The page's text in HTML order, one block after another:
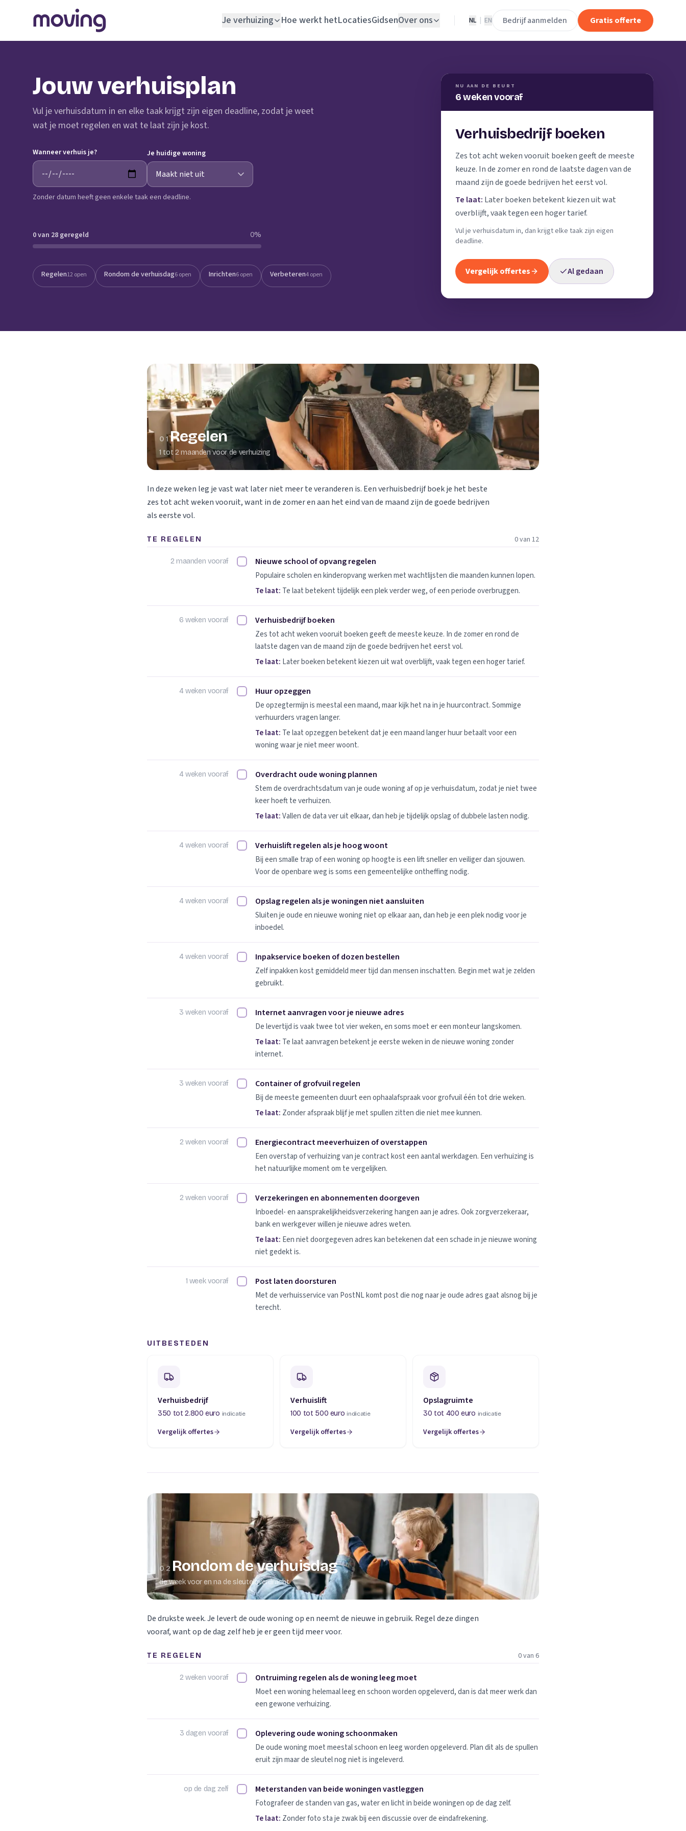
Je verhuizing
Opslagruimte
Schoonmaakbedrijf
Schildersbedrijf
Klusjesman
Loodgieter
Slotenmaker
Hoe werkt hetLocatiesGidsenOver ons NL EN Bedrijf aanmelden Gratis offerte
Jouw verhuisplan
Vul je verhuisdatum in en elke taak krijgt zijn eigen deadline, zodat je weet
wat je moet regelen en wat te laat zijn je kost.
Wanneer verhuis je? Je huidige woning
Zonder datum heeft geen enkele taak een deadline.
NU AAN DE BEURT
6 weken vooraf
Verhuisbedrijf boeken
Zes tot acht weken vooruit boeken geeft de meeste
keuze. In de zomer en rond de laatste dagen van de
maand zijn de goede bedrijven het eerst vol.
Te laat: Later boeken betekent kiezen uit wat
overblijft, vaak tegen een hoger tarief.
Vul je verhuisdatum in, dan krijgt elke taak zijn eigen
deadline.
Vergelijk offertes Al gedaan
0 van 28 geregeld 0%
Regelen12 open Rondom de verhuisdag6 open Inrichten6 open Verbeteren4 open
01Regelen
1 tot 2 maanden voor de verhuizing
In deze weken leg je vast wat later niet meer te veranderen is. Een verhuisbedrijf boek je het beste
zes tot acht weken vooruit, want in de zomer en aan het eind van de maand zijn de goede bedrijven
als eerste vol.
TE REGELEN 0 van 12
2 maanden vooraf Nieuwe school of opvang regelen afvinken
Nieuwe school of opvang regelen
Populaire scholen en kinderopvang werken met wachtlijsten die maanden kunnen lopen.
Te laat: Te laat betekent tijdelijk een plek verder weg, of een periode overbruggen.
6 weken vooraf Verhuisbedrijf boeken afvinken
Verhuisbedrijf boeken
Zes tot acht weken vooruit boeken geeft de meeste keuze. In de zomer en rond de
laatste dagen van de maand zijn de goede bedrijven het eerst vol.
Te laat: Later boeken betekent kiezen uit wat overblijft, vaak tegen een hoger tarief.
4 weken vooraf Huur opzeggen afvinken
Huur opzeggen
De opzegtermijn is meestal een maand, maar kijk het na in je huurcontract. Sommige
verhuurders vragen langer.
Te laat: Te laat opzeggen betekent dat je een maand langer huur betaalt voor een
woning waar je niet meer woont.
4 weken vooraf Overdracht oude woning plannen afvinken
Overdracht oude woning plannen
Stem de overdrachtsdatum van je oude woning af op je verhuisdatum, zodat je niet twee
keer hoeft te verhuizen.
Te laat:Vallen de data ver uit elkaar, dan heb je tijdelijk opslag of dubbele lasten nodig.
4 weken vooraf Verhuislift regelen als je hoog woont afvinken
Verhuislift regelen als je hoog woont
Bij een smalle trap of een woning op hoogte is een lift sneller en veiliger dan sjouwen.
Voor de openbare weg is soms een gemeentelijke ontheffing nodig.
4 weken vooraf Opslag regelen als je woningen niet aansluiten afvinken
Opslag regelen als je woningen niet aansluiten
Sluiten je oude en nieuwe woning niet op elkaar aan, dan heb je een plek nodig voor je
inboedel.
4 weken vooraf Inpakservice boeken of dozen bestellen afvinken
Inpakservice boeken of dozen bestellen
Zelf inpakken kost gemiddeld meer tijd dan mensen inschatten. Begin met wat je zelden
gebruikt.
3 weken vooraf Internet aanvragen voor je nieuwe adres afvinken
Internet aanvragen voor je nieuwe adres
De levertijd is vaak twee tot vier weken, en soms moet er een monteur langskomen.
Te laat: Te laat aanvragen betekent je eerste weken in de nieuwe woning zonder
internet.
3 weken vooraf Container of grofvuil regelen afvinken
Container of grofvuil regelen
Bij de meeste gemeenten duurt een ophaalafspraak voor grofvuil één tot drie weken.
Te laat: Zonder afspraak blijf je met spullen zitten die niet mee kunnen.
2 weken vooraf Energiecontract meeverhuizen of overstappen afvinken
Energiecontract meeverhuizen of overstappen
Een overstap of verhuizing van je contract kost een aantal werkdagen. Een verhuizing is
het natuurlijke moment om te vergelijken.
2 weken vooraf Verzekeringen en abonnementen doorgeven afvinken
Verzekeringen en abonnementen doorgeven
Inboedel- en aansprakelijkheidsverzekering hangen aan je adres. Ook zorgverzekeraar,
bank en werkgever willen je nieuwe adres weten.
Te laat: Een niet doorgegeven adres kan betekenen dat een schade in je nieuwe woning
niet gedekt is.
1 week vooraf Post laten doorsturen afvinken
Post laten doorsturen
Met de verhuisservice van PostNL komt post die nog naar je oude adres gaat alsnog bij je
terecht.
UITBESTEDEN
Verhuisbedrijf
350 tot 2.800 euro indicatie
Vergelijk offertes
(opent in een nieuw tabblad)
Verhuislift
100 tot 500 euro indicatie
Vergelijk offertes
(opent in een nieuw tabblad)
Opslagruimte
30 tot 400 euro indicatie
Vergelijk offertes
(opent in een nieuw tabblad)
02 Rondom de verhuisdag
de week voor en na de sleuteloverdracht
De drukste week. Je levert de oude woning op en neemt de nieuwe in gebruik. Regel deze dingen
vooraf, want op de dag zelf heb je er geen tijd meer voor.
TE REGELEN 0 van 6
2 weken vooraf Ontruiming regelen als de woning leeg moet afvinken
Ontruiming regelen als de woning leeg moet
Moet een woning helemaal leeg en schoon worden opgeleverd, dan is dat meer werk dan
een gewone verhuizing.
3 dagen vooraf Oplevering oude woning schoonmaken afvinken
Oplevering oude woning schoonmaken
De oude woning moet meestal schoon en leeg worden opgeleverd. Plan dit als de spullen
eruit zijn maar de sleutel nog niet is ingeleverd.
op de dag zelf Meterstanden van beide woningen vastleggen afvinken
Meterstanden van beide woningen vastleggen
Fotografeer de standen van gas, water en licht in beide woningen op de dag zelf.
Te laat: Zonder foto sta je zwak bij een discussie over de eindafrekening.